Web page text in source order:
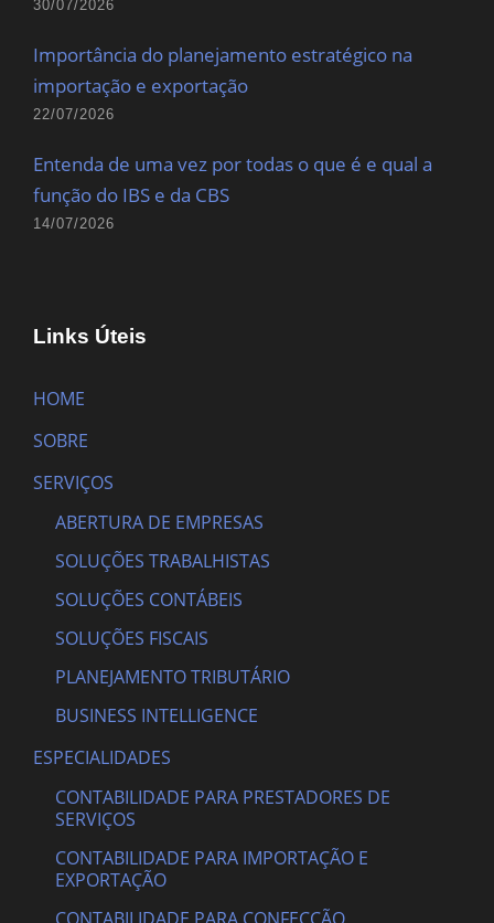
30/07/2026
Importância do planejamento estratégico na
importação e exportação
22/07/2026
Entenda de uma vez por todas o que é e qual a
função do IBS e da CBS
14/07/2026
Links Úteis
HOME
SOBRE
SERVIÇOS
ABERTURA DE EMPRESAS
SOLUÇÕES TRABALHISTAS
SOLUÇÕES CONTÁBEIS
SOLUÇÕES FISCAIS
PLANEJAMENTO TRIBUTÁRIO
BUSINESS INTELLIGENCE
ESPECIALIDADES
CONTABILIDADE PARA PRESTADORES DE
SERVIÇOS
CONTABILIDADE PARA IMPORTAÇÃO E
EXPORTAÇÃO